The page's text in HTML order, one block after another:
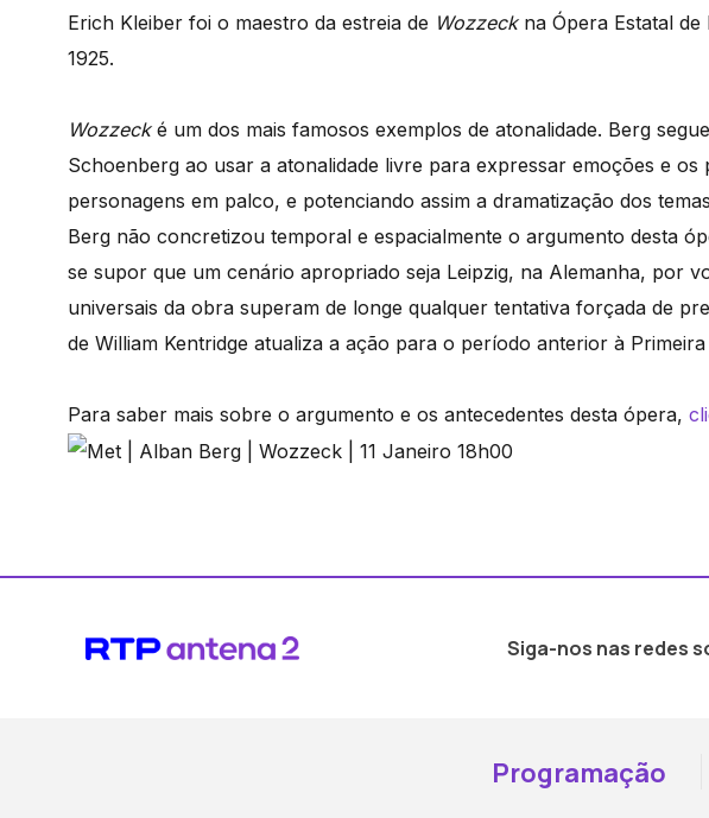
Erich Kleiber foi o maestro da estreia de Wozzeck na Ópera Estatal
1925.
Wozzeck é um dos mais famosos exemplos de atonalidade. Berg
Schoenberg ao usar a atonalidade livre para expressar emoções e os
personagens em palco, e potenciando assim a dramatização dos
Berg não concretizou temporal e espacialmente o argumento desta
se supor que um cenário apropriado seja Leipzig, na Alemanha, por
universais da obra superam de longe qualquer tentativa forçada de
de William Kentridge atualiza a ação para o período anterior à
Para saber mais sobre o argumento e os antecedentes desta ópera,
Siga-nos nas redes
Programação